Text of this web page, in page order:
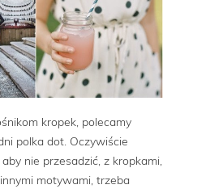
kropek, polecamy
polka dot. Oczywiście
nie przesadzić, z kropkami,
motywami, trzeba